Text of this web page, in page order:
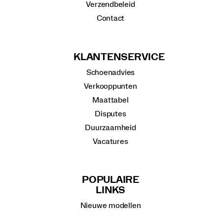
Verzendbeleid
Contact
KLANTENSERVICE
Schoenadvies
Verkooppunten
Maattabel
Disputes
Duurzaamheid
Vacatures
POPULAIRE
LINKS
Nieuwe modellen